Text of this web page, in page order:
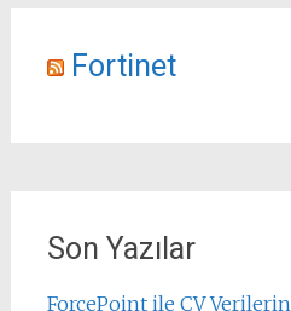
Fortinet
Son Yazılar
ForcePoint ile CV